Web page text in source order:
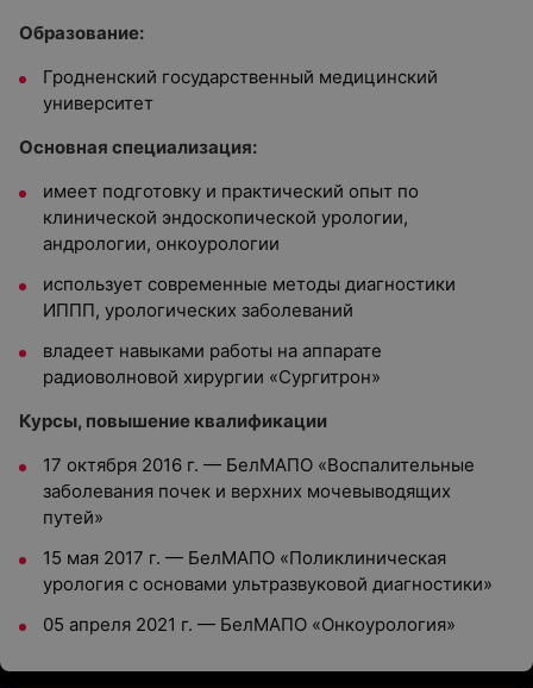
Образование:
Гродненский государственный медицинский
университет
Основная специализация:
имеет подготовку и практический опыт по
клинической эндоскопической урологии,
андрологии, онкоурологии
использует современные методы диагностики
ИППП, урологических заболеваний
владеет навыками работы на аппарате
радиоволновой хирургии «Сургитрон»
Курсы, повышение квалификации
17 октября 2016 г. — БелМАПО «Воспалительные
заболевания почек и верхних мочевыводящих
путей»
15 мая 2017 г. — БелМАПО «Поликлиническая
урология с основами ультразвуковой диагностики»
05 апреля 2021 г. — БелМАПО «Онкоурология»